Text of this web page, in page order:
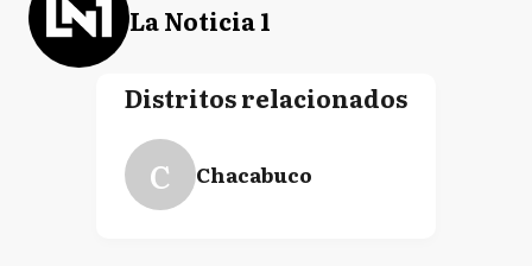
La Noticia 1
Distritos relacionados
C Chacabuco